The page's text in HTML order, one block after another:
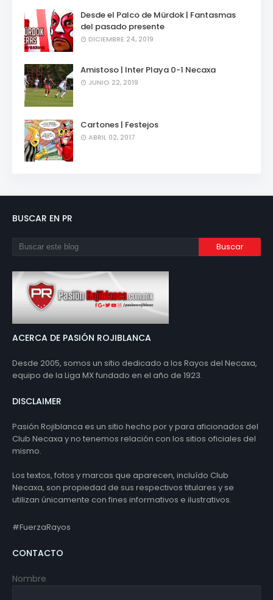
Desde el Palco de Mürdok | Fantasmas
del pasado presente
DICIEMBRE 24, 2019
Amistoso | Inter Playa 0-1 Necaxa
JUNIO 22, 2019
Cartones | Festejos
ABRIL 02, 2017
BUSCAR EN PR
ACERCA DE PASIÓN ROJIBLANCA
Desde 2005, somos un sitio dedicado a los Rayos del Necaxa,
equipo de la Liga MX fundado en el año de 1923.
DISCLAIMER
Pasión Rojiblanca es un sitio hecho por y para aficionados del
Club Necaxa y no tenemos relación con los sitios oficiales del
mismo.
Los textos, fotos y marcas que aparecen, incluído Club
Necaxa, son propiedad de sus respectivos titulares y se
utilizan únicamente con fines informativos e ilustrativos.
#FuerzaRayos
CONTACTO
Nombre